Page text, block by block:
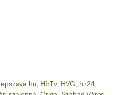
HírTv, HVG hir24